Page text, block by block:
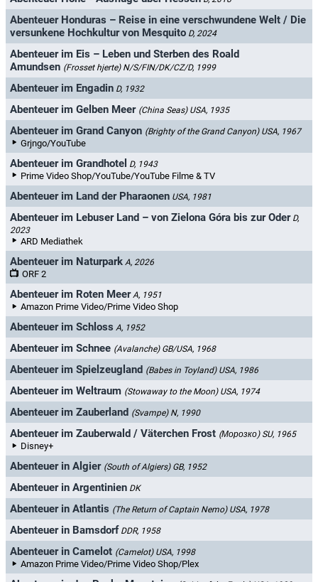
Abenteuer Honduras – Reise in eine verschwundene Welt / Die
versunkene Hochkultur von Mesquito D, 2024
Abenteuer im Eis – Leben und Sterben des Roald
Amundsen (Frosset hjerte) N/S/FIN/DK/CZ/D, 1999
Abenteuer im Engadin D, 1932
Abenteuer im Gelben Meer (China Seas) USA, 1935
Abenteuer im Grand Canyon (Brighty of the Grand Canyon) USA, 1967
Grjngo/YouTube
Abenteuer im Grandhotel D, 1943
Prime Video Shop/YouTube/YouTube Filme & TV
Abenteuer im Land der Pharaonen USA, 1981
Abenteuer im Lebuser Land – von Zielona Góra bis zur Oder D,
2023
ARD Mediathek
Abenteuer im Naturpark A, 2026
ORF 2
Abenteuer im Roten Meer A, 1951
Amazon Prime Video/Prime Video Shop
Abenteuer im Schloss A, 1952
Abenteuer im Schnee (Avalanche) GB/USA, 1968
Abenteuer im Spielzeugland (Babes in Toyland) USA, 1986
Abenteuer im Weltraum (Stowaway to the Moon) USA, 1974
Abenteuer im Zauberland (Svampe) N, 1990
Abenteuer im Zauberwald / Väterchen Frost (Морозко) SU, 1965
Disney+
Abenteuer in Algier (South of Algiers) GB, 1952
Abenteuer in Argentinien DK
Abenteuer in Atlantis (The Return of Captain Nemo) USA, 1978
Abenteuer in Bamsdorf DDR, 1958
Abenteuer in Camelot (Camelot) USA, 1998
Amazon Prime Video/Prime Video Shop/Plex